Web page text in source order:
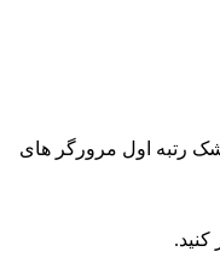
رتبه اول مرورگر های